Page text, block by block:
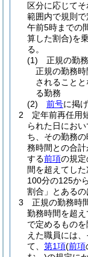
区分に応じて
範囲内で規則
午前5時までの
算した割合)を
る。
(1)
正規の勤
正規の勤務
されることと
る勤務
(2)
前号に掲
2
定年前再任用
られた日にお
ち、その勤務
務時間との合
する前項の規定
間を超えてし
100分の125か
割合」とあるの
3
正規の勤務時
勤務時間を超
で定めるもの
えた職員には
て、 第1項(前項